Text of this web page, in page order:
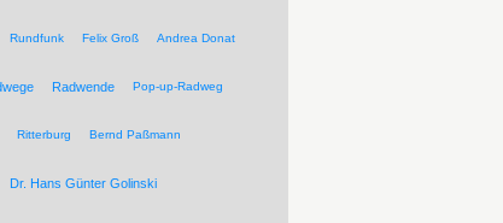
Rundfunk Felix Groß Andrea Donat
Radwende Pop-up-Radweg
Ritterburg Bernd Paßmann
Dr. Hans Günter Golinski